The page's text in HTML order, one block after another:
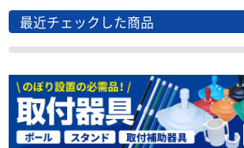
最近チェックした商品